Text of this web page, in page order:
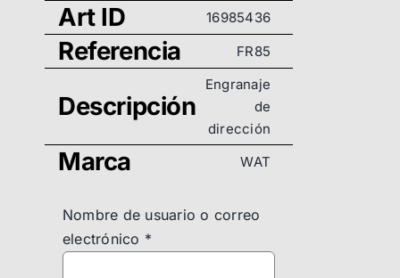
Art ID 16985436
Referencia FR85
Descripción
Engranaje
de
dirección
Marca WAT
Nombre de usuario o correo
electrónico *